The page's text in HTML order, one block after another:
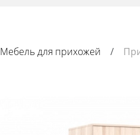
Мебель для прихожей